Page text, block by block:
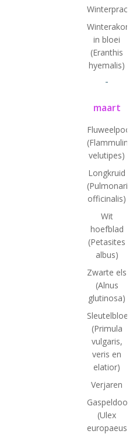
in bloei
(Eranthis
hyemalis)
-
maart
(Flammulina
velutipes)
Longkruid
(Pulmonaria
officinalis)
Wit
hoefblad
(Petasites
albus)
Zwarte els
(Alnus
glutinosa)
(Primula
vulgaris,
veris en
elatior)
Verjaren
(Ulex
europaeus)